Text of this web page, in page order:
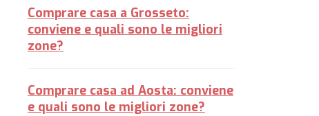
Comprare casa a Grosseto:
conviene e quali sono le migliori
zone?
Comprare casa ad Aosta: conviene
e quali sono le migliori zone?